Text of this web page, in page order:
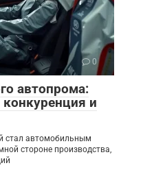
0
автопрома:
конкуренция и
стал автомобильным
стороне производства,